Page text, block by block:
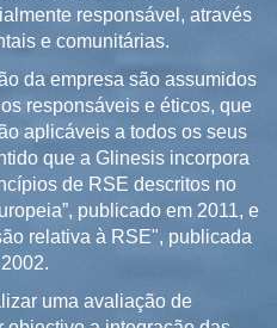
responsável, através
e comunitárias.
da empresa são assumidos
responsáveis e éticos, que
aplicáveis a todos os seus
que a Glinesis incorpora
de RSE descritos no
publicado em 2011, e
relativa à RSE", publicada
uma avaliação de